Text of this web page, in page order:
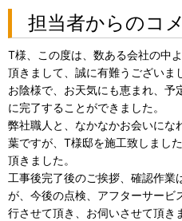
担当者からのコ
T様、この度は、数ある会社の中
頂きまして、誠に有難うございま
お陰様で、お天気にも恵まれ、予
に完了することができました。
弊社職人と、なかなかお会いにな
葉ですが、T様邸を施工致しまし
頂きました。
工事後完了後のご挨拶、確認作業
が、今後の点検、アフターサービ
行させて頂き、お伺いさせて頂き